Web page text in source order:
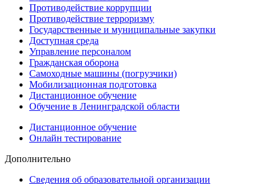
Противодействие коррупции
Противодействие терроризму
Государственные и муниципальные закупки
Доступная среда
Управление персоналом
Гражданская оборона
Самоходные машины (погрузчики)
Мобилизационная подготовка
Дистанционное обучение
Обучение в Ленинградской области
Дистанционное обучение
Онлайн тестирование
Дополнительно
Сведения об образовательной организации